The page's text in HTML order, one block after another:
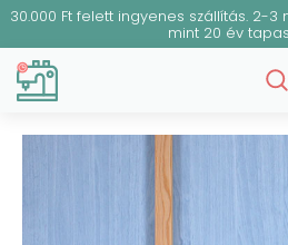
30.000 Ft felett ingyenes szállítás. 2-3
mint 20 év